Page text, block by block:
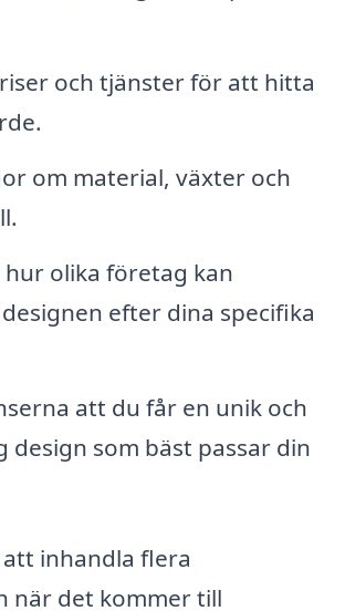
och tjänster för att hitta
om material, växter och
olika företag kan
efter dina specifika
att du får en unik och
design som bäst passar din
inhandla flera
när det kommer till